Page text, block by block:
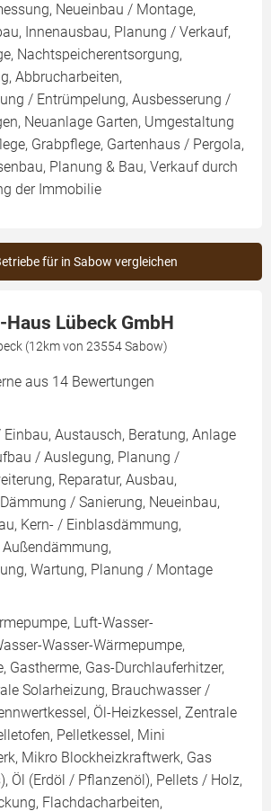
Neueinbau / Montage,
Innenausbau, Planung / Verkauf,
Nachtspeicherentsorgung,
Abbrucharbeiten,
/ Entrümpelung, Ausbesserung /
Neuanlage Garten, Umgestaltung
Grabpflege, Gartenhaus / Pergola,
Planung & Bau, Verkauf durch
der Immobilie
für in Sabow vergleichen
Lübeck GmbH
(12km von 23554 Sabow)
aus 14 Bewertungen
Austausch, Beratung, Anlage
/ Auslegung, Planung /
Reparatur, Ausbau,
/ Sanierung, Neueinbau,
Kern- / Einblasdämmung,
Wartung, Planung / Montage
Luft-Wasser-
Wasser-Wärmepumpe,
Gastherme, Gas-Durchlauferhitzer,
Solarheizung, Brauchwasser /
Öl-Heizkessel, Zentrale
Pelletkessel, Mini
Mikro Blockheizkraftwerk, Gas
Öl (Erdöl / Pflanzenöl), Pellets / Holz,
Flachdacharbeiten,